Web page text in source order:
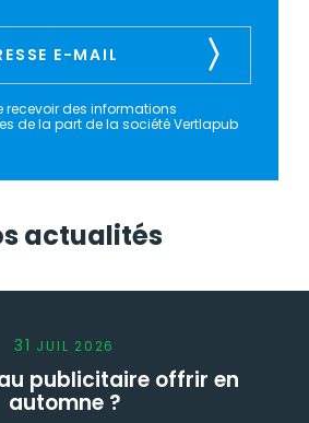
recevoir des informations
de la part de la société Vertlapub
actualités
31 JUIL 2026
publicitaire offrir en
automne ?